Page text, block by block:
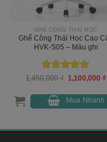
GHẾ CÔNG THÁI HỌC
Ghế Công Thái Học Cao
HVK-S05 – Màu ghi
Được xếp
sao
1,450,000₫ Giá
gốc
1,450,000 ₫.
1,100,000 ₫
Mua Nhanh
₫.